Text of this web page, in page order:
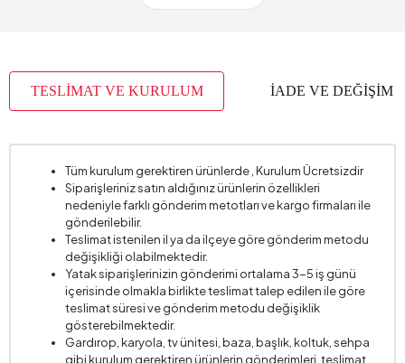
Oturma Derinliği (mm)
Oturma Genişliği (mm) 470 mm
Paket Sayısı
Yükseklik (mm)
TESLİMAT VE KURULUM İADE VE DEĞİŞİM
Tüm kurulum gerektiren ürünlerde , Kurulum Ücretsizdir
Siparişleriniz satın aldığınız ürünlerin özellikleri
nedeniyle farklı gönderim metotları ve kargo firmaları ile
gönderilebilir.
Teslimat istenilen il ya da ilçeye göre gönderim metodu
değişikliği olabilmektedir.
Yatak siparişlerinizin gönderimi ortalama 3-5 iş günü
içerisinde olmakla birlikte teslimat talep edilen ile göre
teslimat süresi ve gönderim metodu değişiklik
gösterebilmektedir.
Gardırop, karyola, tv ünitesi, baza, başlık, koltuk, sehpa
gibi kurulum gerektiren ürünlerin gönderimleri, teslimat